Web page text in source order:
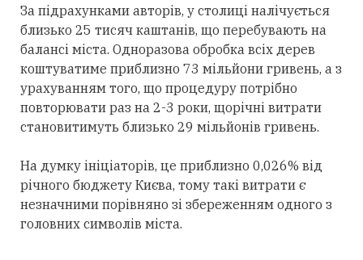
За підрахунками авторів, у столиці налічується
близько 25 тисяч каштанів, що перебувають на
балансі міста. Одноразова обробка всіх дерев
коштуватиме приблизно 73 мільйони гривень, а з
урахуванням того, що процедуру потрібно
повторювати раз на 2-3 роки, щорічні витрати
становитимуть близько 29 мільйонів гривень.
На думку ініціаторів, це приблизно 0,026% від
річного бюджету Києва, тому такі витрати є
незначними порівняно зі збереженням одного з
головних символів міста.